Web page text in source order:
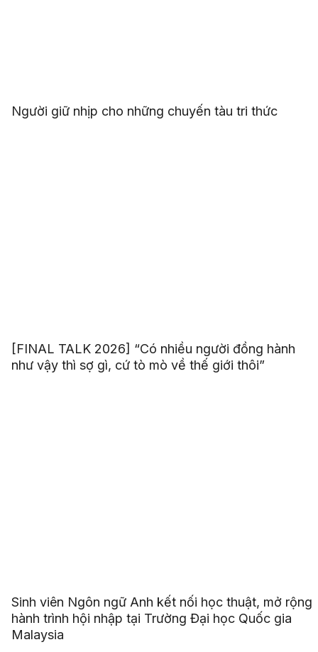
Người giữ nhịp cho những chuyến tàu tri thức
[FINAL TALK 2026] “Có nhiều người đồng hành
như vậy thì sợ gì, cứ tò mò về thế giới thôi”
Sinh viên Ngôn ngữ Anh kết nối học thuật, mở rộng
hành trình hội nhập tại Trường Đại học Quốc gia
Malaysia